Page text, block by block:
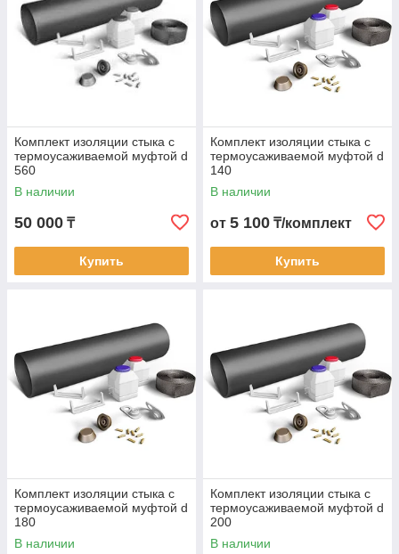
Комплект изоляции стыка с
термоусаживаемой муфтой d
560
В наличии
50 000 ₸
Купить
Комплект изоляции стыка с
термоусаживаемой муфтой d
140
В наличии
от 5 100 ₸/комплект
Купить
Комплект изоляции стыка с
термоусаживаемой муфтой d
180
В наличии
Комплект изоляции стыка с
термоусаживаемой муфтой d
200
В наличии